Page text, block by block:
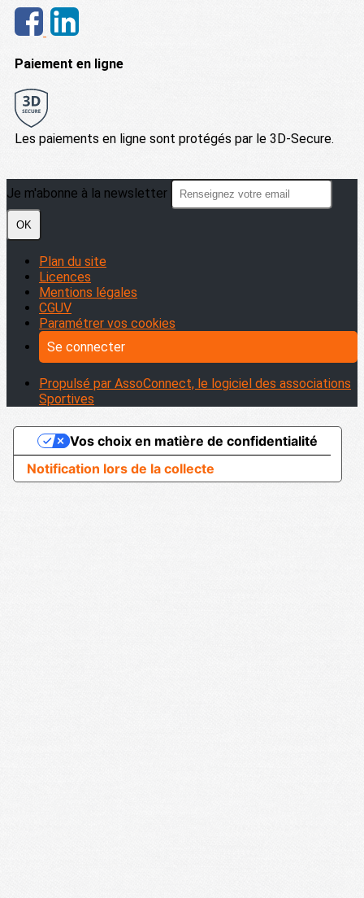
Paiement en ligne
Les paiements en ligne sont protégés par le 3D-Secure.
Je m'abonne à la newsletter
OK
Plan du site
Licences
Mentions légales
CGUV
Paramétrer vos cookies
Se connecter
Propulsé par AssoConnect, le logiciel des associations
Sportives
Notification lors de la collecte
Vos choix en matière de confidentialité